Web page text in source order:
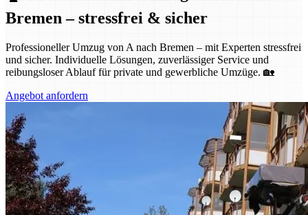
Bremen – stressfrei & sicher
Professioneller Umzug von A nach Bremen – mit Experten stressfrei
und sicher. Individuelle Lösungen, zuverlässiger Service und
reibungsloser Ablauf für private und gewerbliche Umzüge. 🏡
Angebot anfordern